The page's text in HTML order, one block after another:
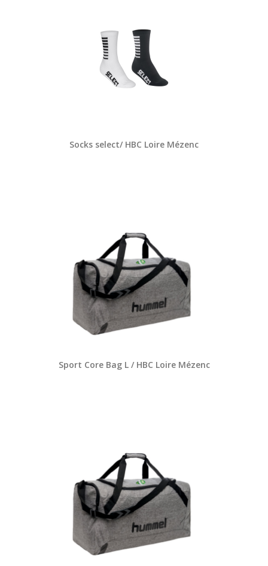
Socks select/ HBC Loire Mézenc
Sport Core Bag L / HBC Loire Mézenc